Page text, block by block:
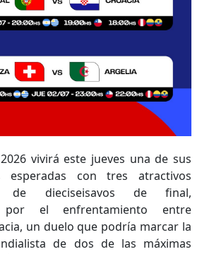
vivirá este jueves una de sus
esperadas con tres atractivos
de dieciseisavos de final,
por el enfrentamiento entre
un duelo que podría marcar la
de dos de las máximas